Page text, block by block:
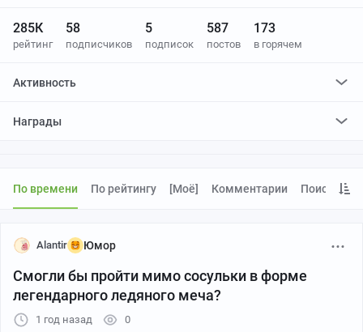
285К
рейтинг
58
подписчиков
5
подписок
587
постов
173
в горячем
Активность
отредактировал
Награды
По времени По рейтингу [моё] Комментарии Поиск
Alantir Юмор
Смогли бы пройти мимо сосульки в форме
легендарного ледяного меча?
1 год назад 0